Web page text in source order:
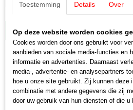
IN WINKELWAGEN
Specificaties
Productcode leverancier
94233
Schaal
Omschrijving
Märklin 94233
Toestemming Details Over
Op deze website worden cookies
Cookies worden door ons gebruikt voor
aanbieden van sociale media-functies en
informatie en advertenties. Daarnaast
media-, advertentie- en analysepartners
hoe u onze site gebruikt. Zij kunnen deze
combinatie met andere gegevens die zij
door uw gebruik van hun diensten of die u